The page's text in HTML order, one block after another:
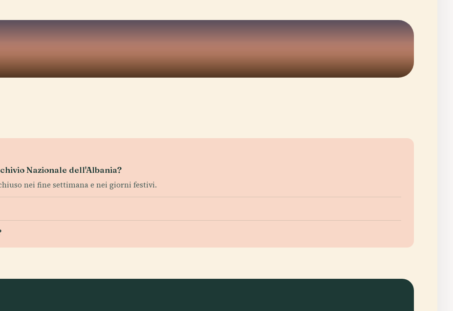
Nazionale dell'Albania?
nei fine settimana e nei giorni festivi.